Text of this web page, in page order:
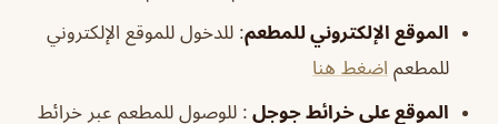
الموقع الإلكتروني للمطعم: للدخول للموقع الإلكتروني
للمطعم اضغط هنا
الموقع على خرائط جوجل : للوصول للمطعم عبر خرائط